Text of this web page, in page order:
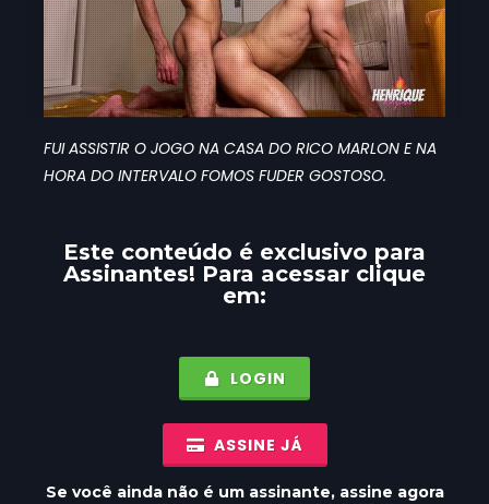
FUI ASSISTIR O JOGO NA CASA DO RICO MARLON E NA
HORA DO INTERVALO FOMOS FUDER GOSTOSO.
Este conteúdo é exclusivo para
Assinantes! Para acessar clique
em:
LOGIN
ASSINE JÁ
Se você ainda não é um assinante, assine agora